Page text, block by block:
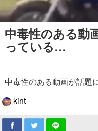
中毒性のある動
っている…
中毒性のある動画が話題
kint